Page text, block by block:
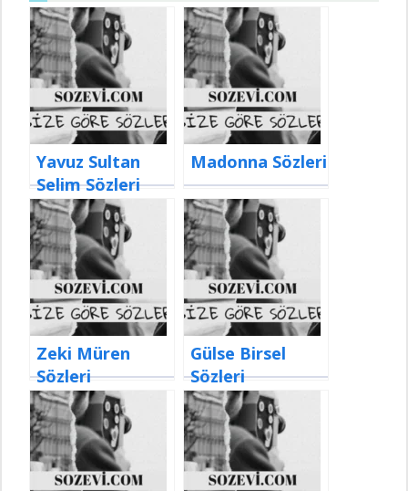
Yavuz Sultan
Selim Sözleri
Madonna Sözleri
Zeki Müren
Sözleri
Gülse Birsel
Sözleri